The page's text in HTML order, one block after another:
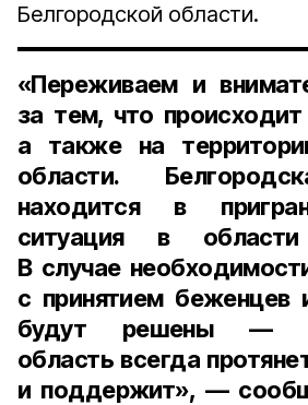
Белгородской области.
«Переживаем и
за тем, что
а также на
области.
находится в
ситуация в области
В случае
с принятием
будут решены —
область всегда
и поддержит», —